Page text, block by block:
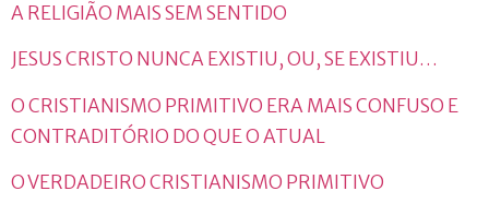
A RELIGIÃO MAIS SEM SENTIDO
JESUS CRISTO NUNCA EXISTIU, OU, SE EXISTIU…
O CRISTIANISMO PRIMITIVO ERA MAIS CONFUSO E
CONTRADITÓRIO DO QUE O ATUAL
O VERDADEIRO CRISTIANISMO PRIMITIVO